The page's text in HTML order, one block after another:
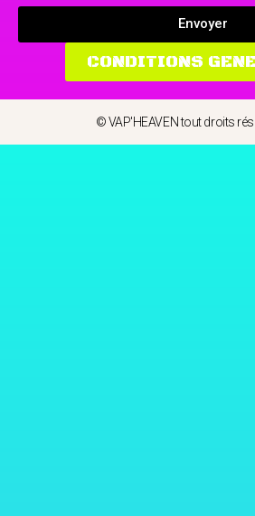
Envoyer
CONDITIONS
© VAP'HEAVEN tout droits